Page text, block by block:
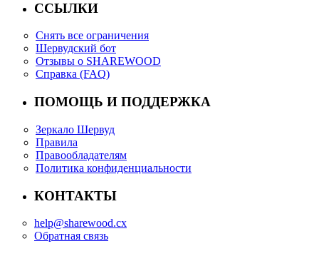
ССЫЛКИ
Снять все ограничения
Шервудский бот
Отзывы о SHAREWOOD
Справка (FAQ)
ПОМОЩЬ И ПОДДЕРЖКА
Зеркало Шервуд
Правила
Правообладателям
Политика конфиденциальности
КОНТАКТЫ
help@sharewood.cx
Обратная связь